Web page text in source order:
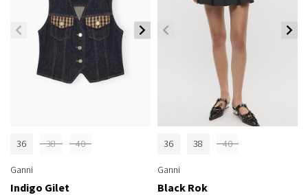
36 38 40
Ganni
Indigo Gilet
36 38 40
Ganni
Black Rok